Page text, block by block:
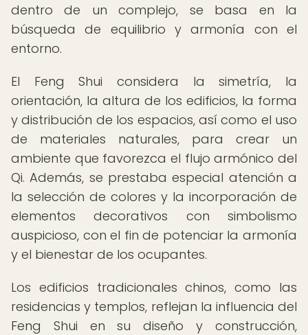
dentro de un complejo, se basa en la
búsqueda de equilibrio y armonía con el
entorno.
El Feng Shui considera la simetría, la
orientación, la altura de los edificios, la forma
y distribución de los espacios, así como el uso
de materiales naturales, para crear un
ambiente que favorezca el flujo armónico del
Qi. Además, se prestaba especial atención a
la selección de colores y la incorporación de
elementos decorativos con simbolismo
auspicioso, con el fin de potenciar la armonía
y el bienestar de los ocupantes.
Los edificios tradicionales chinos, como las
residencias y templos, reflejan la influencia del
Feng Shui en su diseño y construcción,